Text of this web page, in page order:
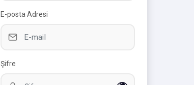
E-posta Adresi
Şifre